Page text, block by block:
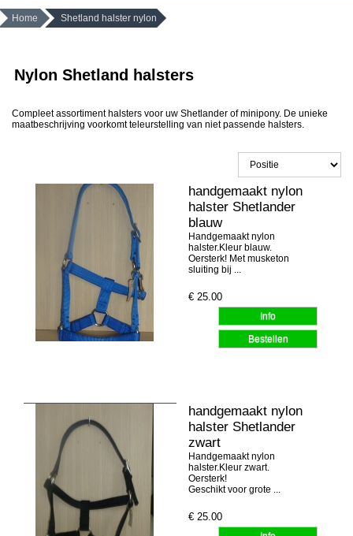
Home Shetland halster nylon
Nylon Shetland halsters
Compleet assortiment halsters voor uw Shetlander of minipony. De unieke
maatbeschrijving voorkomt teleurstelling van niet passende halsters.
handgemaakt nylon
halster Shetlander
blauw
Handgemaakt nylon
halster.Kleur blauw.
Oersterk! Met musketon
sluiting bij ...
€ 25.00
handgemaakt nylon
halster Shetlander
zwart
Handgemaakt nylon
halster.Kleur zwart.
Oersterk!
Geschikt voor grote ...
€ 25.00